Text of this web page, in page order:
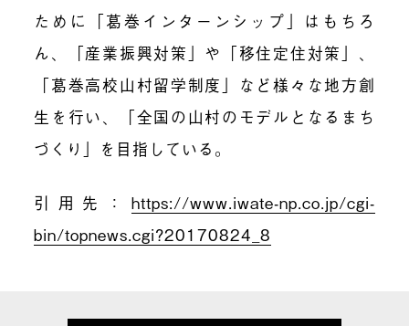
ために「葛巻インターンシップ」はもちろ
ん、「産業振興対策」や「移住定住対策」、
「葛巻高校山村留学制度」など様々な地方創
生を行い、「全国の山村のモデルとなるまち
づくり」を目指している。
引用先： https://www.iwate-np.co.jp/cgi-
bin/topnews.cgi?20170824_8